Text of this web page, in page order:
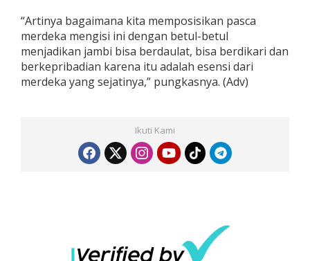
“Artinya bagaimana kita memposisikan pasca
merdeka mengisi ini dengan betul-betul
menjadikan jambi bisa berdaulat, bisa berdikari dan
berkepribadian karena itu adalah esensi dari
merdeka yang sejatinya,” pungkasnya. (Adv)
Ikuti Kami